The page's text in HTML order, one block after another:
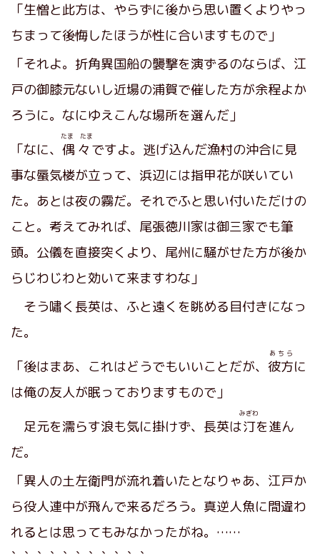
「生憎と此方は、やらずに後から思い置くよりやっ
ちまって後悔したほうが性に合いますもので」
「それよ。折角異国船の襲撃を演ずるのならば、江
戸の御膝元ないし近場の浦賀で催した方が余程よか
ろうに。なにゆえこんな場所を選んだ」
「なに、 偶々
たま たま
ですよ。逃げ込んだ漁村の沖合に見
事な蜃気楼が立って、浜辺には指甲花が咲いてい
た。あとは夜の霧だ。それでふと思い付いただけの
こと。考えてみれば、尾張徳川家は御三家でも筆
頭。公儀を直接突くより、尾州に騒がせた方が後か
らじわじわと効いて来ますわな」
そう嘯く長英は、ふと遠くを眺める目付きになっ
た。
「後はまあ、これはどうでもいいことだが、 彼方
あちら
に
は俺の友人が眠っておりますもので」
足元を濡らす浪も気に掛けず、長英は汀
みぎわ
を進ん
だ。
「異人の土左衛門が流れ着いたとなりゃあ、江戸か
ら役人連中が飛んで来るだろう。真逆人魚に間違わ
れるとは思ってもみなかったがね。……
、、、、、、、、、、、